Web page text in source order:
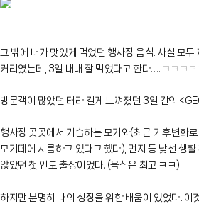
그 밖에 내가 맛있게 먹었던 행사장 음식. 사실 모두
커리였는데, 3일 내내 잘 먹었다고 한다…. ㅋㅋㅋㅋ
방문객이 많았던 터라 길게 느껴졌던 3일 간의
행사장 곳곳에서 기습하는 모기와(최근 기후변화로
모기떼에 시름하고 있다고 했다), 먼지 등 낯선 생
않았던 첫 인도 출장이었다. (음식은 최고!ㅋㅋ)
하지만 분명히 나의 성장을 위한 배움이 있었다. 이